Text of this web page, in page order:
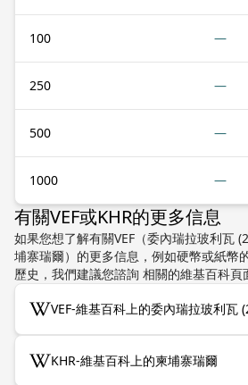
100 —
250 —
500 —
1000 —
有關VEF或KHR的更多信息
如果您想了解有關VEF（委內瑞拉玻利瓦
埔寨瑞爾）的更多信息，例如硬幣或紙幣
歷史，我們建議您諮詢 相關的維基百科頁
VEF-維基百科上的委內瑞拉玻利瓦
KHR-維基百科上的柬埔寨瑞爾